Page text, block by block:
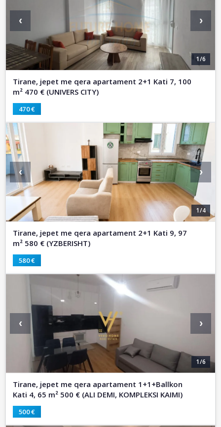
1/6
‹ ›
Tirane, jepet me qera apartament 2+1 Kati 7, 100
m² 470 € (UNIVERS CITY)
470 €
1/4
‹ ›
Tirane, jepet me qera apartament 2+1 Kati 9, 97
m² 580 € (YZBERISHT)
580 €
1/6
‹ ›
Tirane, jepet me qera apartament 1+1+Ballkon
Kati 4, 65 m² 500 € (ALI DEMI, KOMPLEKSI KAIMI)
500 €